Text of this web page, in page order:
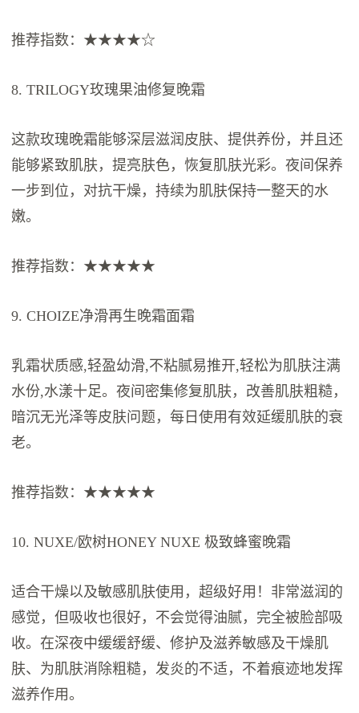
推荐指数：★★★★☆
8. TRILOGY玫瑰果油修复晚霜
这款玫瑰晚霜能够深层滋润皮肤、提供养份，并且还
能够紧致肌肤，提亮肤色，恢复肌肤光彩。夜间保养
一步到位，对抗干燥，持续为肌肤保持一整天的水
嫩。
推荐指数：★★★★★
9. CHOIZE净滑再生晚霜面霜
乳霜状质感,轻盈幼滑,不粘腻易推开,轻松为肌肤注满
水份,水漾十足。夜间密集修复肌肤，改善肌肤粗糙，
暗沉无光泽等皮肤问题，每日使用有效延缓肌肤的衰
老。
推荐指数：★★★★★
10. NUXE/欧树HONEY NUXE 极致蜂蜜晚霜
适合干燥以及敏感肌肤使用，超级好用！非常滋润的
感觉，但吸收也很好，不会觉得油腻，完全被脸部吸
收。在深夜中缓缓舒缓、修护及滋养敏感及干燥肌
肤、为肌肤消除粗糙，发炎的不适，不着痕迹地发挥
滋养作用。